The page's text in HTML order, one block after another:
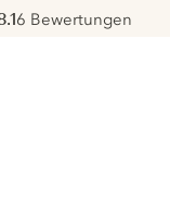
6 Bewertungen